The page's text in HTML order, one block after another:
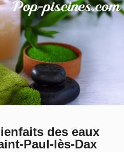
des eaux
Paul-lès-Dax